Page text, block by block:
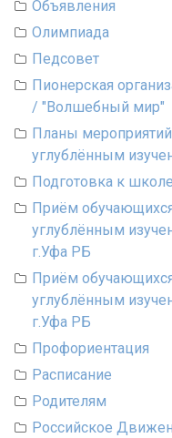
Объявления
Олимпиада
Педсовет
Пионерская
/ "Волшебный мир"
Планы
углублённым
Подготовка к школе
Приём
углублённым
г.Уфа РБ
Приём
углублённым
г.Уфа РБ
Профориентация
Расписание
Родителям
Российское